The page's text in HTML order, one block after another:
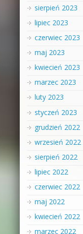
sierpień 2023
lipiec 2023
czerwiec 2023
maj 2023
kwiecień 2023
marzec 2023
luty 2023
styczeń 2023
grudzień 2022
wrzesień 2022
sierpień 2022
lipiec 2022
czerwiec 2022
maj 2022
kwiecień 2022
marzec 2022